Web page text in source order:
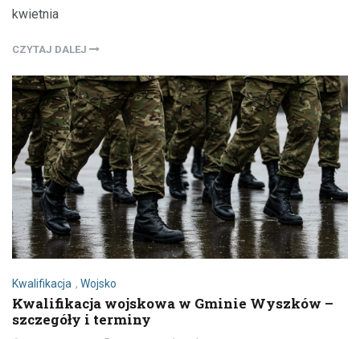
kwietnia
CZYTAJ DALEJ
Kwalifikacja , Wojsko
Kwalifikacja wojskowa w Gminie Wyszków –
szczegóły i terminy